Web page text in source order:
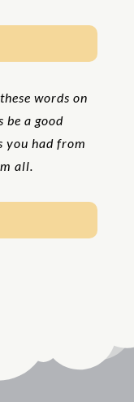
words on
be a good
you had from
all.